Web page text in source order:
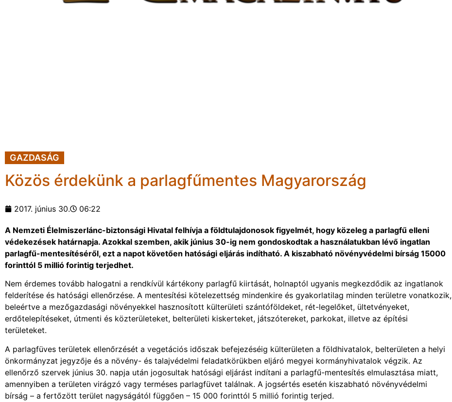
GAZDASÁG
Közös érdekünk a parlagfűmentes Magyarország
2017. június 30. 06:22
A Nemzeti Élelmiszerlánc-biztonsági Hivatal felhívja a földtulajdonosok figyelmét, hogy közeleg a parlagfű elleni
védekezések határnapja. Azokkal szemben, akik június 30-ig nem gondoskodtak a használatukban lévő ingatlan
parlagfű-mentesítéséről, ezt a napot követően hatósági eljárás indítható. A kiszabható növényvédelmi bírság 15000
forinttól 5 millió forintig terjedhet.
Nem érdemes tovább halogatni a rendkívül kártékony parlagfű kiirtását, holnaptól ugyanis megkezdődik az ingatlanok
felderítése és hatósági ellenőrzése. A mentesítési kötelezettség mindenkire és gyakorlatilag minden területre vonatkozik,
beleértve a mezőgazdasági növényekkel hasznosított külterületi szántóföldeket, rét-legelőket, ültetvényeket,
erdőtelepítéseket, útmenti és közterületeket, belterületi kiskerteket, játszótereket, parkokat, illetve az építési
területeket.
A parlagfüves területek ellenőrzését a vegetációs időszak befejezéséig külterületen a földhivatalok, belterületen a helyi
önkormányzat jegyzője és a növény- és talajvédelmi feladatkörükben eljáró megyei kormányhivatalok végzik. Az
ellenőrző szervek június 30. napja után jogosultak hatósági eljárást indítani a parlagfű-mentesítés elmulasztása miatt,
amennyiben a területen virágzó vagy terméses parlagfüvet találnak. A jogsértés esetén kiszabható növényvédelmi
bírság – a fertőzött terület nagyságától függően – 15 000 forinttól 5 millió forintig terjed.